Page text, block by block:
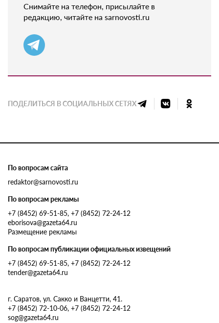
Снимайте на телефон, присылайте в
редакцию, читайте на sarnovosti.ru
ПОДЕЛИТЬСЯ В СОЦИАЛЬНЫХ СЕТЯХ
По вопросам сайта
redaktor@sarnovosti.ru
По вопросам рекламы
+7 (8452) 69-51-85, +7 (8452) 72-24-12
eborisova@gazeta64.ru
Размещение рекламы
По вопросам публикации официальных извещений
+7 (8452) 69-51-85, +7 (8452) 72-24-12
tender@gazeta64.ru
г. Саратов, ул. Сакко и Ванцетти, 41.
+7 (8452) 72-10-06, +7 (8452) 72-24-12
sog@gazeta64.ru